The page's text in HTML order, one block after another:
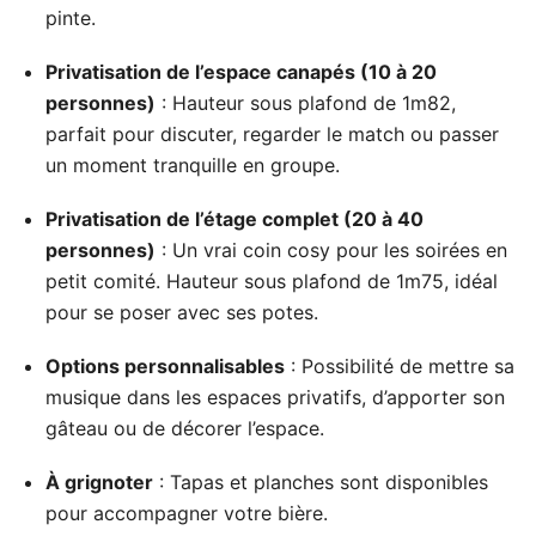
pinte.
Privatisation de l’espace canapés (10 à 20
personnes) : Hauteur sous plafond de 1m82,
parfait pour discuter, regarder le match ou passer
un moment tranquille en groupe.
Privatisation de l’étage complet (20 à 40
personnes) : Un vrai coin cosy pour les soirées en
petit comité. Hauteur sous plafond de 1m75, idéal
pour se poser avec ses potes.
Options personnalisables : Possibilité de mettre sa
musique dans les espaces privatifs, d’apporter son
gâteau ou de décorer l’espace.
À grignoter : Tapas et planches sont disponibles
pour accompagner votre bière.